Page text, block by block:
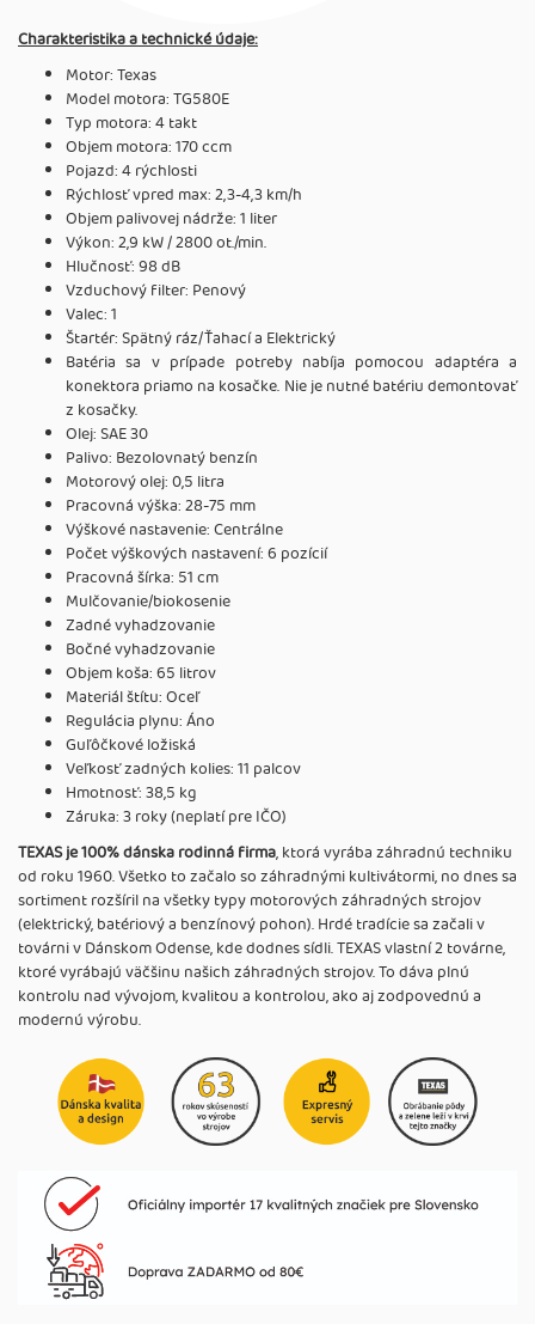
Charakteristika a technické údaje:
Motor: Texas
Model motora: TG580E
Typ motora: 4 takt
Objem motora: 170 ccm
Pojazd: 4 rýchlosti
Rýchlosť vpred max: 2,3-4,3 km/h
Objem palivovej nádrže: 1 liter
Výkon: 2,9 kW / 2800 ot./min.
Hlučnosť: 98 dB
Vzduchový filter: Penový
Valec: 1
Štartér: Spätný ráz/Ťahací a Elektrický
Batéria sa v prípade potreby nabíja pomocou adaptéra a
konektora priamo na kosačke. Nie je nutné batériu demontovať
z kosačky.
Olej: SAE 30
Palivo: Bezolovnatý benzín
Motorový olej: 0,5 litra
Pracovná výška: 28-75 mm
Výškové nastavenie: Centrálne
Počet výškových nastavení: 6 pozícií
Pracovná šírka: 51 cm
Mulčovanie/biokosenie
Zadné vyhadzovanie
Bočné vyhadzovanie
Objem koša: 65 litrov
Materiál štítu: Oceľ
Regulácia plynu: Áno
Guľôčkové ložiská
Veľkosť zadných kolies: 11 palcov
Hmotnosť: 38,5 kg
Záruka: 3 roky (neplatí pre IČO)
TEXAS je 100% dánska rodinná firma, ktorá vyrába záhradnú techniku
od roku 1960. Všetko to začalo so záhradnými kultivátormi, no dnes sa
sortiment rozšíril na všetky typy motorových záhradných strojov
(elektrický, batériový a benzínový pohon). Hrdé tradície sa začali v
továrni v Dánskom Odense, kde dodnes sídli. TEXAS vlastní 2 továrne,
ktoré vyrábajú väčšinu našich záhradných strojov. To dáva plnú
kontrolu nad vývojom, kvalitou a kontrolou, ako aj zodpovednú a
modernú výrobu.